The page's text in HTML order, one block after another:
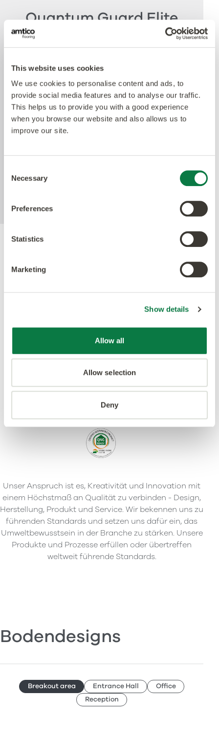
This website uses cookies
We use cookies to personalise content and ads, to
provide social media features and to analyse our traffic.
This helps us to provide you with a good experience
when you browse our website and also allows us to
improve our site.
Selection
Necessary
Preferences
Statistics
Marketing
Show details
Allow all
Allow selection
Deny
Quantum Guard Elite
Die Krönung unseres Multiple Performance
Systems ist unsere Quantum Guard
Polyurethanschicht mit antimikrobieller
Technologie. Amticos Quantum Guard ist das
haltbarste Polyurethan auf dem Markt. Die
niedrigglänzende Oberfläche erleichtert die
und reduziert nachweislich die vorhandenen
Bakterien innerhalb von 24 Stunden um mehr als
Unser Anspruch ist es, Kreativität und Innovation mit
einem Höchstmaß an Qualität zu verbinden - Design,
Herstellung, Produkt und Service. Wir bekennen uns zu
führenden Standards und setzen uns dafür ein, das
Umweltbewusstsein in der Branche zu stärken. Unsere
Produkte und Prozesse erfüllen oder übertreffen
weltweit führende Standards.
Bodendesigns
Breakout area Entrance Hall
Office
Reception